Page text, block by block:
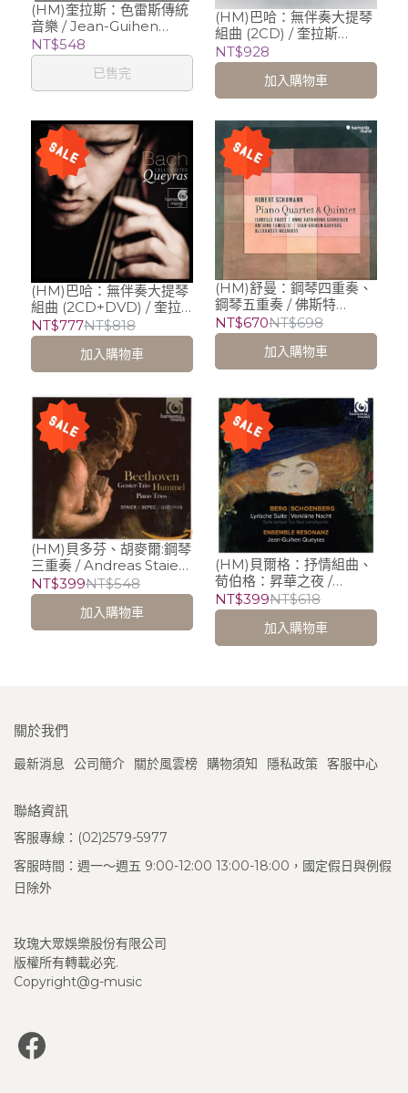
(HM)奎拉斯：色雷斯傳統
音樂 / Jean-Guihen
Queyras (cello)
NT$548
已售完
(HM)巴哈：無伴奏大提琴
組曲 (2CD) / 奎拉斯
Jean-Guihen Queyras
(cello)
NT$928
加入購物車
(HM)巴哈：無伴奏大提琴
組曲 (2CD+DVD) / 奎拉
斯 Jean-Guihen
Queyras
NT$777NT$818
加入購物車
(HM)舒曼：鋼琴四重奏、
鋼琴五重奏 / 佛斯特
Isabelle Faust (violin)、
Anne-Katharina
Schreiber (violin)、
Antoine Tamestit
Guihen Queyras
(cello)、梅尼可夫
Alexander Melnikov
(piano)
NT$670NT$698
加入購物車
(HM)貝多芬、胡麥爾:鋼琴
三重奏 / Andreas Staier
(piano)、Daniel Sepec
(violin) & 奎拉斯 Jean-
Guihen Queyras (cello)
NT$399NT$548
加入購物車
(HM)貝爾格：抒情組曲、
荀伯格：昇華之夜 /
Ensemble Resonanz、
奎拉斯 Jean-Guihen
Queyras
NT$399NT$618
加入購物車
關於我們
最新消息 公司簡介 關於風雲榜 購物須知 隱私政策 客服中心
聯絡資訊
客服專線：(02)2579-5977
客服時間：週一～週五 9:00-12:00 13:00-18:00，國定假日與例假
日除外
玫瑰大眾娛樂股份有限公司
版權所有轉載必究.
Copyright@g-music